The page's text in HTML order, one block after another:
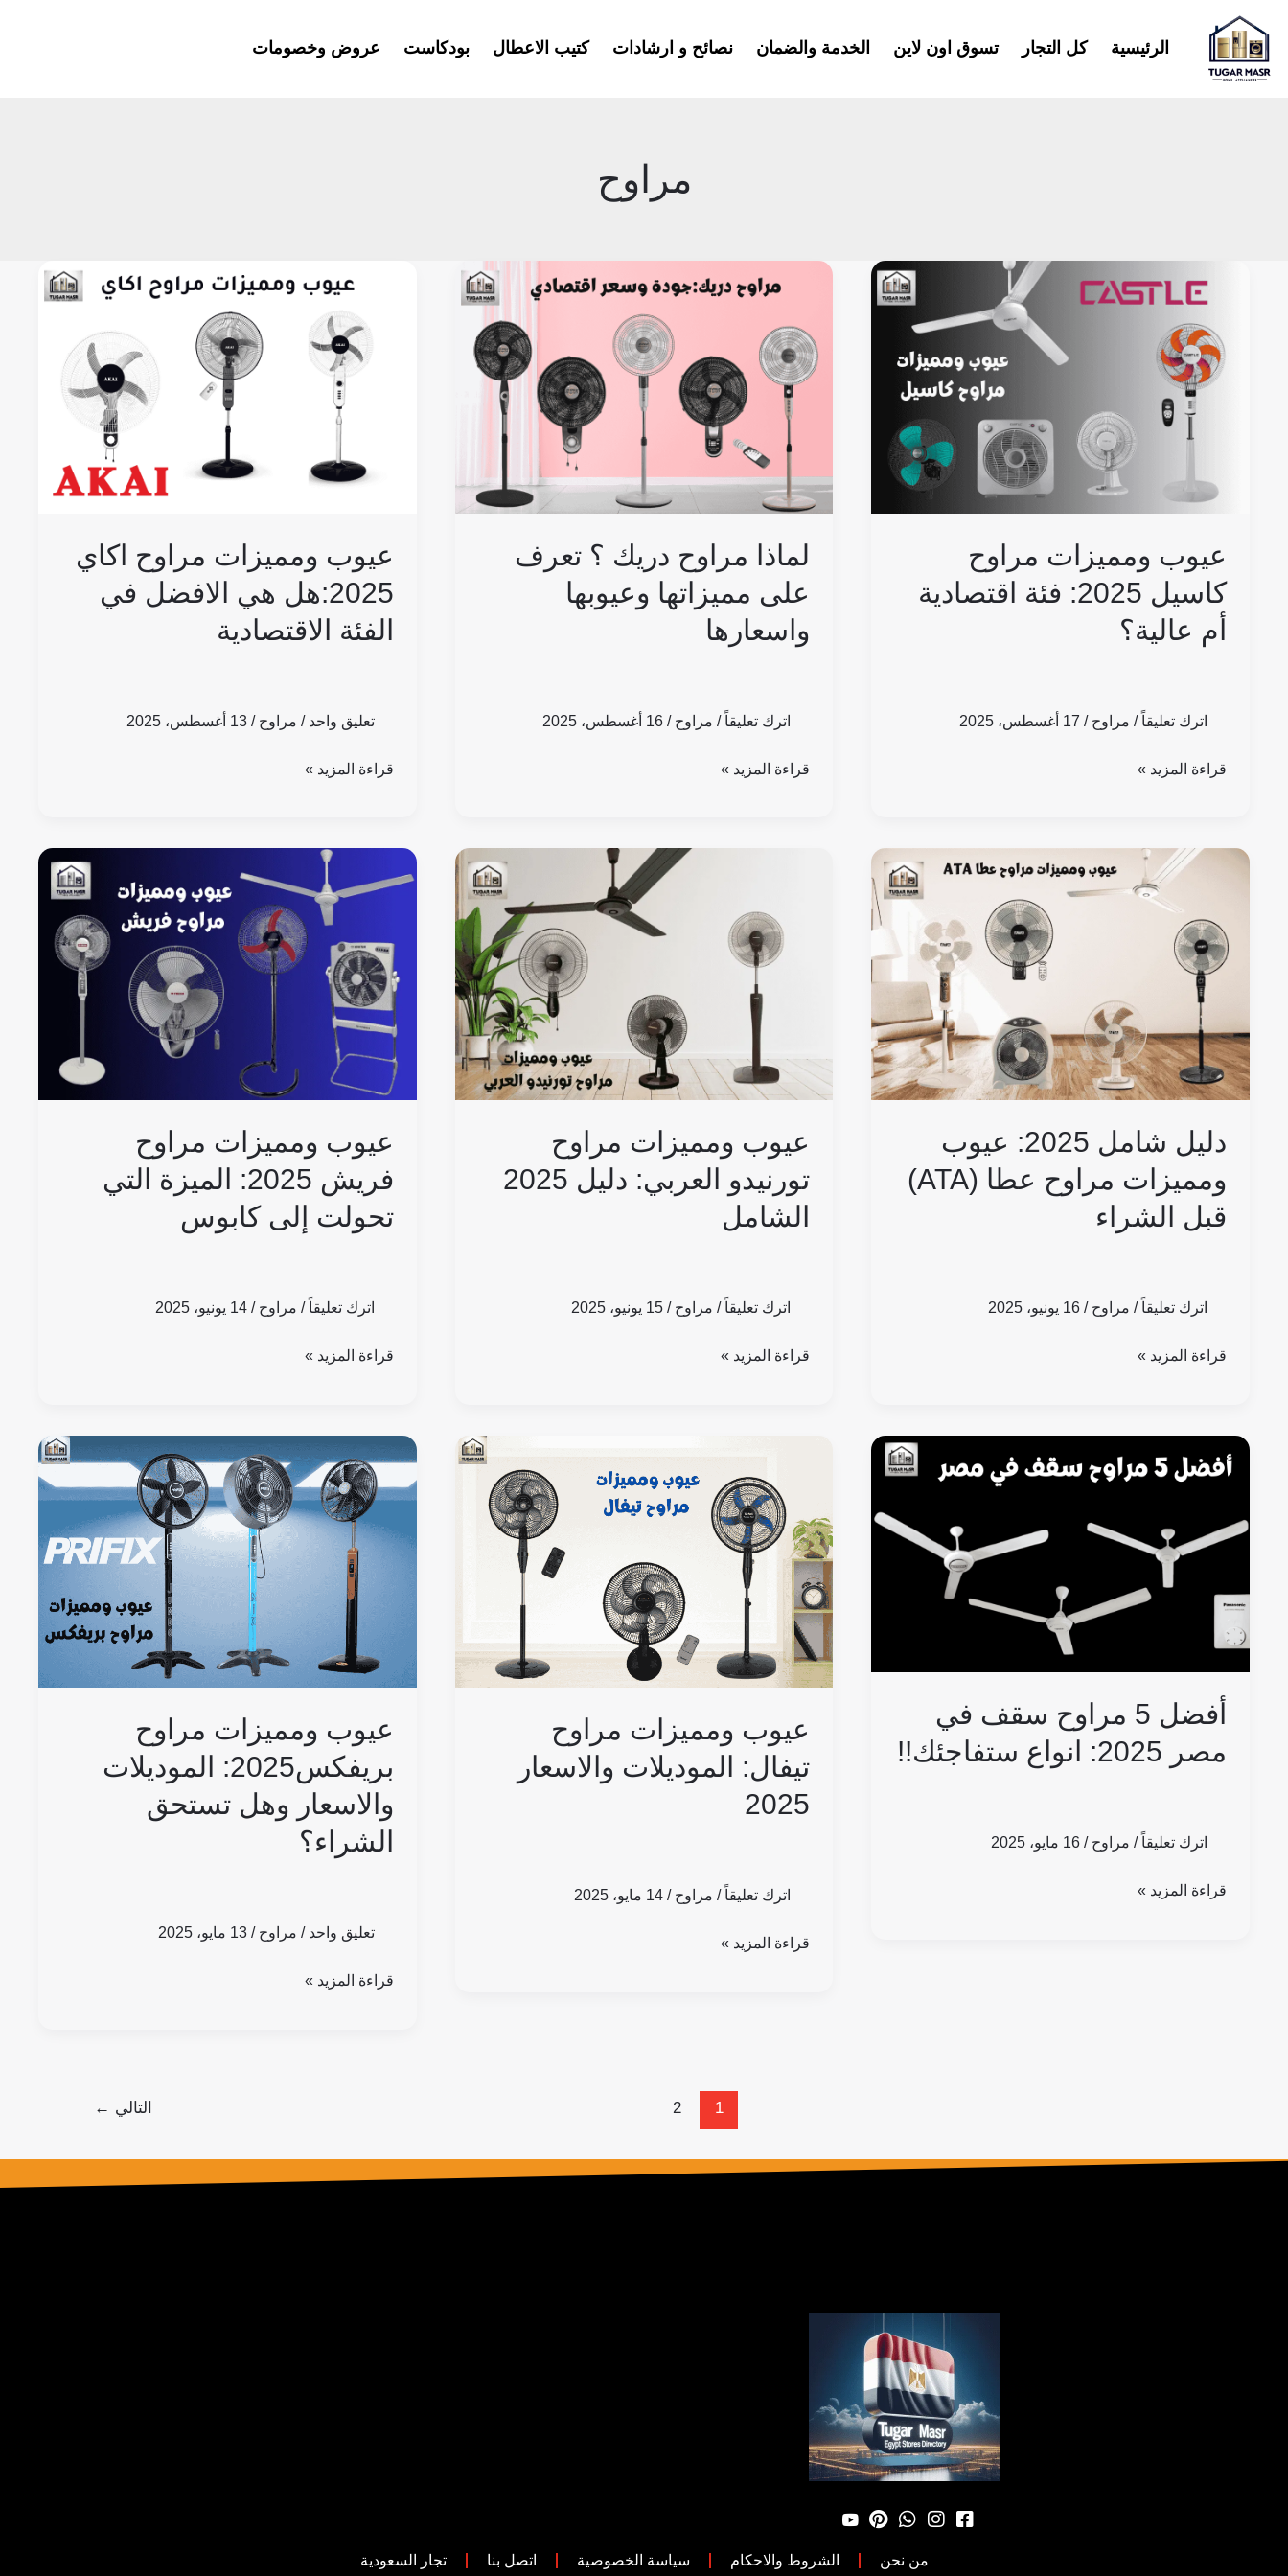
إلى
المحتوى
الرئيسية كل التجار تسوق اون لاين الخدمة والضمان نصائح و ارشادات كتيب الاعطال بودكاست عروض وخصومات
مراوح
عيوب ومميزات مراوح
كاسيل 2025: فئة اقتصادية
أم عالية؟
اترك تعليقاً / مراوح / 17 أغسطس، 2025
ومميزات
مراوح
كاسيل
2025:
اقتصادية
عالية؟
قراءة المزيد »
لماذا مراوح دريك ؟ تعرف
على مميزاتها وعيوبها
واسعارها
اترك تعليقاً / مراوح / 16 أغسطس، 2025
دريك
؟
تعرف
على
مميزاتها
وعيوبها
واسعارها
قراءة المزيد »
عيوب ومميزات مراوح اكاي
2025:هل هي الافضل في
الفئة الاقتصادية
تعليق واحد / مراوح /13 أغسطس، 2025
مراوح
اكاي
2025:هل
قراءة المزيد »
دليل شامل 2025: عيوب
ومميزات مراوح عطا (ATA)
قبل الشراء
اترك تعليقاً / مراوح / 16 يونيو، 2025
2025:
عيوب
ومميزات
مراوح
عطا
(ATA)
قبل
قراءة المزيد »
عيوب ومميزات مراوح
تورنيدو العربي: دليل 2025
الشامل
اترك تعليقاً / مراوح / 15 يونيو، 2025
مراوح
تورنيدو
الشامل
قراءة المزيد »
عيوب ومميزات مراوح
فريش 2025: الميزة التي
تحولت إلى كابوس
اترك تعليقاً / مراوح /14 يونيو، 2025
ومميزات
فريش
2025:
الميزة
التي
تحولت
إلى
قراءة المزيد »
أفضل 5 مراوح سقف في
مصر 2025: انواع ستفاجئك!!
اترك تعليقاً / مراوح / 16 مايو، 2025
5
سقف
انواع
ستفاجئك!!
قراءة المزيد »
عيوب ومميزات مراوح
تيفال: الموديلات والاسعار
2025
اترك تعليقاً / مراوح / 14 مايو، 2025
ومميزات
مراوح
تيفال:
الموديلات
والاسعار
2025
قراءة المزيد »
عيوب ومميزات مراوح
بريفكس2025: الموديلات
والاسعار وهل تستحق
الشراء؟
تعليق واحد / مراوح /13 مايو، 2025
ومميزات
مراوح
الموديلات
والاسعار
تستحق
الشراء؟
قراءة المزيد »
1
2 التالي ←
من نحن الشروط والاحكام سياسة الخصوصية اتصل بنا تجار السعودية